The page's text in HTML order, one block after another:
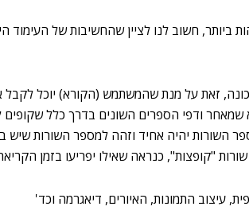
חשוב לנו לציין שהחשיבות של העימוד
זאת על מנת שהמשתמש (הקורא) יוכל לקבל את
שמאחר ודפי הספרים השונים בדרך כלל
יהיה אחיד וזהה למספר השורות שיש
שורות "קופצות", כנראה שאילו יפריעו בזמן
עיצוב התמונות, האיורים, דיאגרמה וכד'